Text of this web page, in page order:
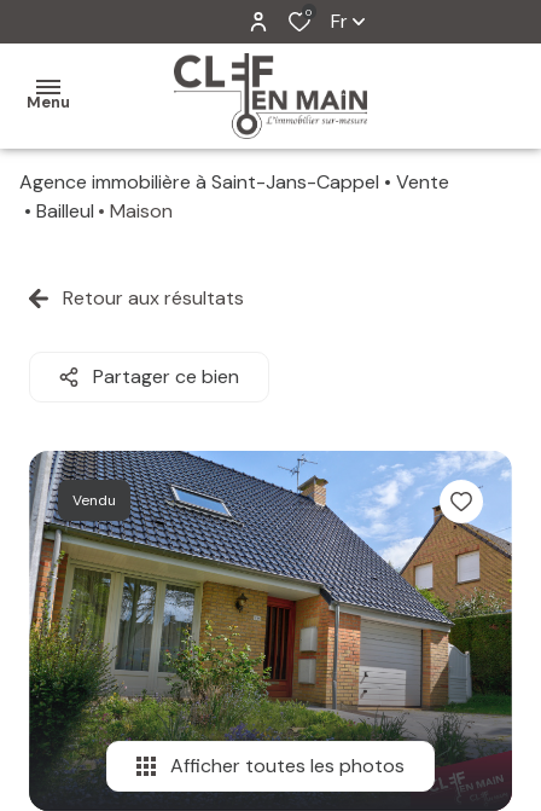
0 Fr
Menu
MON
MES
MES
ESTIMATION
ALERTE
MAIL
Agence immobilière à Saint-Jans-Cappel
Vente
Bailleul
Maison
Retour aux résultats
Partager ce bien
Vendu
Afficher toutes les photos